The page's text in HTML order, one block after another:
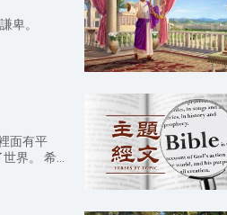
卑。
面有平
。 希